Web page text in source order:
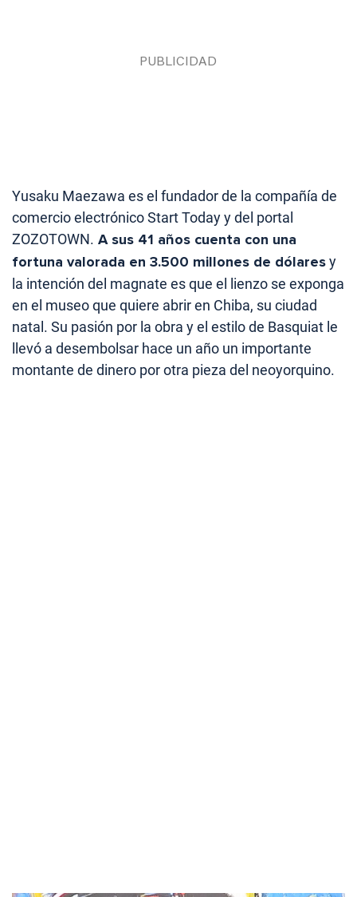
Yusaku Maezawa es el fundador de la compañía de
comercio electrónico Start Today y del portal
ZOZOTOWN. A sus 41 años cuenta con una
fortuna valorada en 3.500 millones de dólaresy
la intención del magnate es que el lienzo se exponga
en el museo que quiere abrir en Chiba, su ciudad
natal. Su pasión por la obra y el estilo de Basquiat le
llevó a desembolsar hace un año un importante
montante de dinero por otra pieza del neoyorquino.